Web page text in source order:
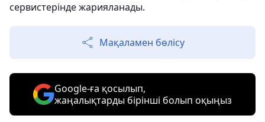
сервистерінде жарияланады.
Мақаламен бөлісу
Google-ға қосылып,
жаңалықтарды бірінші болып оқыңыз